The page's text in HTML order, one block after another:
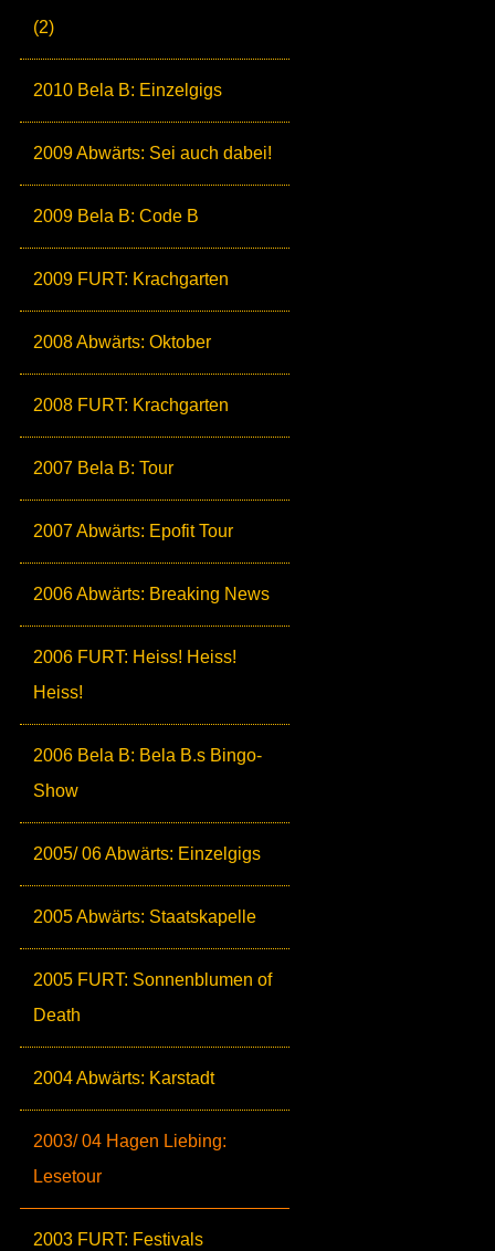
(2)
2010 Bela B: Einzelgigs
2009 Abwärts: Sei auch dabei!
2009 Bela B: Code B
2009 FURT: Krachgarten
2008 Abwärts: Oktober
2008 FURT: Krachgarten
2007 Bela B: Tour
2007 Abwärts: Epofit Tour
2006 Abwärts: Breaking News
2006 FURT: Heiss! Heiss!
Heiss!
2006 Bela B: Bela B.s Bingo-
Show
2005/ 06 Abwärts: Einzelgigs
2005 Abwärts: Staatskapelle
2005 FURT: Sonnenblumen of
Death
2004 Abwärts: Karstadt
2003/ 04 Hagen Liebing:
Lesetour
2003 FURT: Festivals